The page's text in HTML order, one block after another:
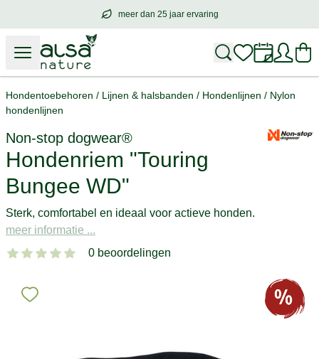
meer dan 25 jaar ervaring
meer dan25 jaar ervaring
Hondentoebehoren / Lijnen & halsbanden / Hondenlijnen / Nylon
hondenlijnen
Non-stop dogwear®
Hondenriem "Touring
Bungee WD"
Sterk, comfortabel en ideaal voor actieve honden.
meer informatie ...
0 beoordelingen